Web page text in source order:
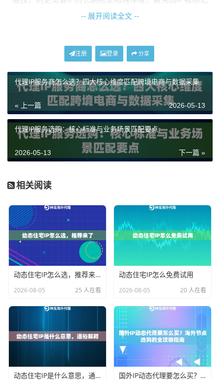
和匹配。别再只看价格和数量了，这几个维度往往更关
1. IP类型与真实性：这是根本。常见的代理IP主要分数
据中心IP和住宅IP。数据中心IP成本较低，适合大多数通
用场景，如数据采集、SEO监控。而
真实的家庭宽带，在需要高匿名性、规避严格反爬机制
务必分清，你的业务是否需要这种“真实用户”般的IP资
源。
2. 动态性与会话保持：根据业务节奏来
。“动态”意味着IP
会变化。变化频率是15分钟、1小时，还是按需手动更
换？如果你的业务需要维持一个长时间的登录状态（如
更经济高效。
3. 资源规模与纯净度：稳定运行的保障。IP池大小决定
了资源的丰富度和重复率。一个宣称拥有千万级IP池的
服务，如果管理不善，IP可能很快被目标网站封禁。纯
净度和更新维护机制同样重要。这需要服务商通过技术
-- 展开阅读全文 --
注册 登录 分享
代理IP服务商怎么选？四大核心维度匹配跨境电商与数据采集
« 上一篇 2026-05-13
代理IP服务选购：核心标准与业务场景匹配要点
下一篇 »
2026-05-13
相关阅读
动态住宅IP怎么选，推荐来了
2026-08-05 25 人在看
动态住宅IP怎么免费试用
2026-08-05 20 人在看
动态住宅IP是什么意思，通俗解释 国外IP动态代理要怎么买？海外节点选购的全攻略指南